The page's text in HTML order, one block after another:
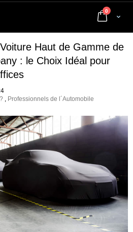
Cart
0 articles
Haut de Gamme de
: le Choix Idéal pour
, Professionnels de l´Automobile